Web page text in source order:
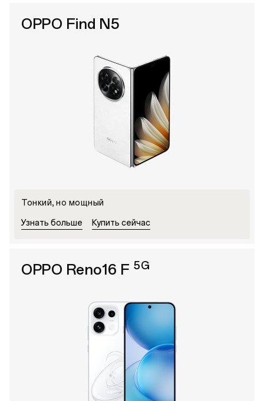
OPPO Find N5
Тонкий, но мощный
Узнать больше
Купить сейчас
OPPO Reno16 F 5G